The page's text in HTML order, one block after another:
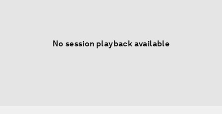
No session playback available